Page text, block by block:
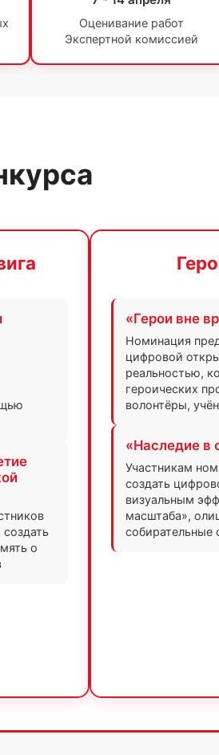
Оценивание работ
Экспертной комиссией
о
«Герои вне
Номинация
цифровой
реальностью,
героических
волонтёры,
«Наследие в
Участникам
создать
визуальным
масштаба»,
собирательные